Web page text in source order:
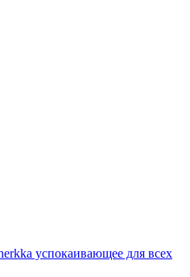
успокаивающее для всех